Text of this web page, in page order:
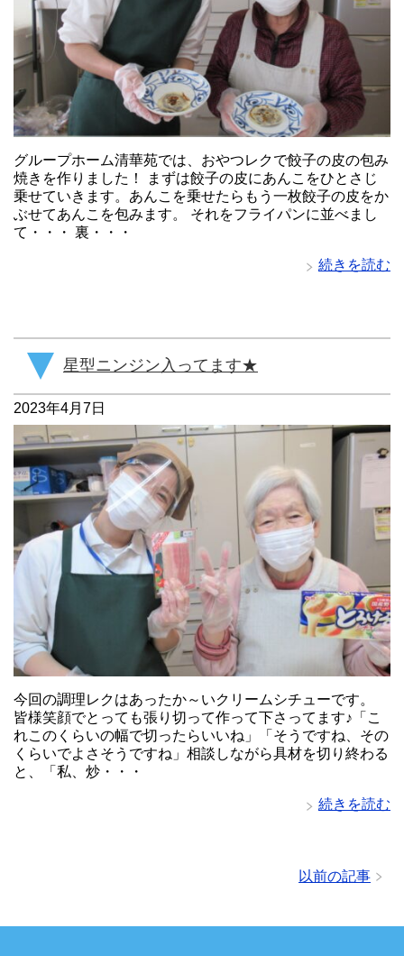
グループホーム清華苑では、おやつレクで餃子の皮の包み
焼きを作りました！ まずは餃子の皮にあんこをひとさじ
乗せていきます。あんこを乗せたらもう一枚餃子の皮をか
ぶせてあんこを包みます。 それをフライパンに並べまし
て・・・ 裏・・・
続きを読む
星型ニンジン入ってます★
2023年4月7日
今回の調理レクはあったか～いクリームシチューです。
皆様笑顔でとっても張り切って作って下さってます♪「こ
れこのくらいの幅で切ったらいいね」「そうですね、その
くらいでよさそうですね」相談しながら具材を切り終わる
と、「私、炒・・・
続きを読む
以前の記事